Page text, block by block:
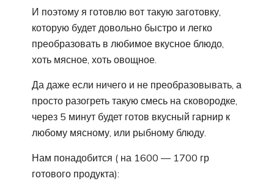
И поэтому я готовлю вот такую заготовку,
которую будет довольно быстро и легко
преобразовать в любимое вкусное блюдо,
хоть мясное, хоть овощное.
Да даже если ничего и не преобразовывать, а
просто разогреть такую смесь на сковородке,
через 5 минут будет готов вкусный гарнир к
любому мясному, или рыбному блюду.
Нам понадобится ( на 1600 — 1700 гр
готового продукта):